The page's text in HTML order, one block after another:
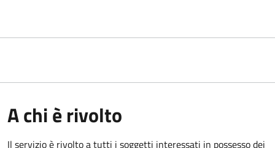
A chi è rivolto
Il servizio è rivolto a tutti i soggetti interessati in possesso dei